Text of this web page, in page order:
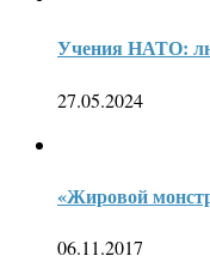
Учения НАТО:
27.05.2024
«Жировой
06.11.2017